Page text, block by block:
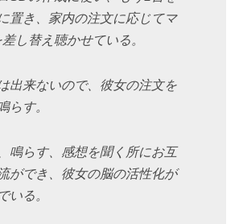
置き、家内の注文に応じてマ
し替え聴かせている。
出来ないので、彼女の注文を
らす。
鳴らす、感想を聞く所にお互
ができ、彼女の脳の活性化が
いる。